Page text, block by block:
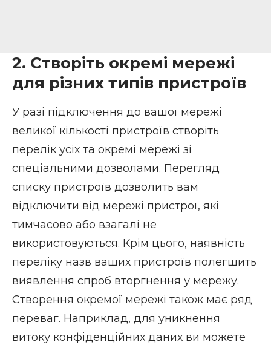
2. Створіть окремі мережі
для різних типів пристроїв
У разі підключення до вашої мережі
великої кількості пристроїв створіть
перелік усіх та окремі мережі зі
спеціальними дозволами. Перегляд
списку пристроїв дозволить вам
відключити від мережі пристрої, які
тимчасово або взагалі не
використовуються. Крім цього, наявність
переліку назв ваших пристроїв полегшить
виявлення спроб вторгнення у мережу.
Створення окремої мережі також має ряд
переваг. Наприклад, для уникнення
витоку конфіденційних даних ви можете